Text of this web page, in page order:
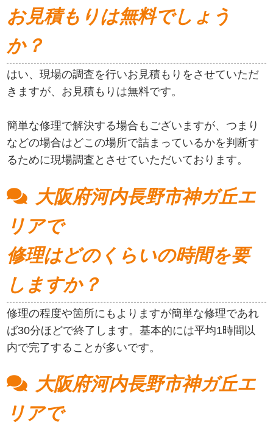
お見積もりは無料でしょう
か？
はい、現場の調査を行いお見積もりをさせていただ
きますが、お見積もりは無料です。
簡単な修理で解決する場合もございますが、つまり
などの場合はどこの場所で詰まっているかを判断す
るために現場調査とさせていただいております。
大阪府河内長野市神ガ丘エ
リアで
修理はどのくらいの時間を要
しますか？
修理の程度や箇所にもよりますが簡単な修理であれ
ば30分ほどで終了します。基本的には平均1時間以
内で完了することが多いです。
大阪府河内長野市神ガ丘エ
リアで